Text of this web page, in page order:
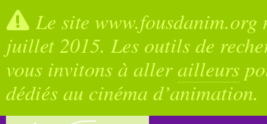
Le site
juillet 2015. Les outils de
vous invitons à allerailleurs
dédiés au cinéma d’animation.